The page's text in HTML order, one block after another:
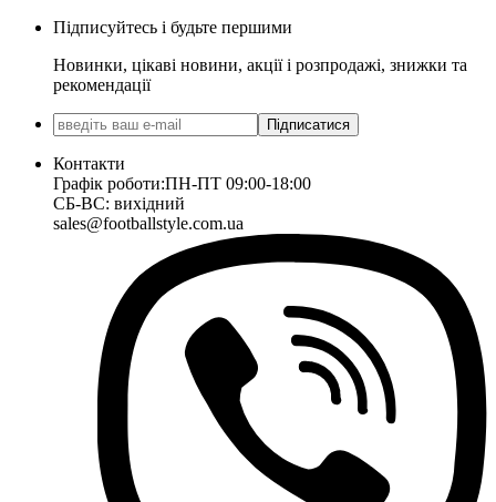
Підписуйтесь і будьте першими
Новинки, цікаві новини, акції і розпродажі, знижки та
рекомендації
Підписатися
Контакти
Графік роботи:ПН-ПТ 09:00-18:00
СБ-ВС: вихідний
sales@footballstyle.com.ua